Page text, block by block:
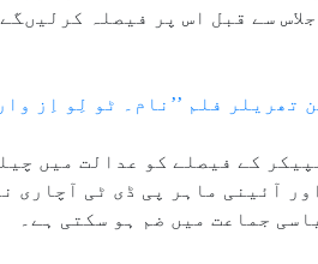
سے قبل اس پر فیصلہ
فلم ’’نام۔ ٹو لِو اِز
کے فیصلے کو عدالت میں
جماعت میں ضم ہو سکتی ہے۔